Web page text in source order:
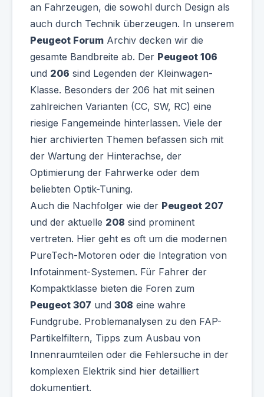
an Fahrzeugen, die sowohl durch Design als
auch durch Technik überzeugen. In unserem
Peugeot Forum Archiv decken wir die
gesamte Bandbreite ab. Der Peugeot 106
und 206 sind Legenden der Kleinwagen-
Klasse. Besonders der 206 hat mit seinen
zahlreichen Varianten (CC, SW, RC) eine
riesige Fangemeinde hinterlassen. Viele der
hier archivierten Themen befassen sich mit
der Wartung der Hinterachse, der
Optimierung der Fahrwerke oder dem
beliebten Optik-Tuning.
Auch die Nachfolger wie der Peugeot 207
und der aktuelle 208 sind prominent
vertreten. Hier geht es oft um die modernen
PureTech-Motoren oder die Integration von
Infotainment-Systemen. Für Fahrer der
Kompaktklasse bieten die Foren zum
Peugeot 307 und 308 eine wahre
Fundgrube. Problemanalysen zu den FAP-
Partikelfiltern, Tipps zum Ausbau von
Innenraumteilen oder die Fehlersuche in der
komplexen Elektrik sind hier detailliert
dokumentiert.